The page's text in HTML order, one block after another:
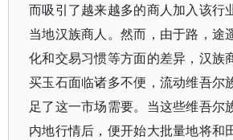
而吸引了越来越多的商人加入该行
当地汉族商人。然而，由于路，途
化和交易习惯等方面的差异，汉族
买玉石面临诸多不便，流动维吾尔
足了这一市场需要。当这些维吾尔
内地行情后，便开始大批量地将和